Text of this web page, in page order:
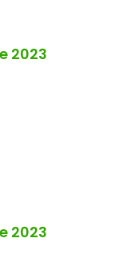
2023
2023